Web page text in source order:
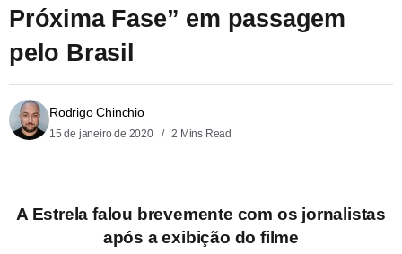
Próxima Fase” em passagem
pelo Brasil
Rodrigo Chinchio
15 de janeiro de 2020 2 Mins Read
A Estrela falou brevemente com os jornalistas
após a exibição do filme